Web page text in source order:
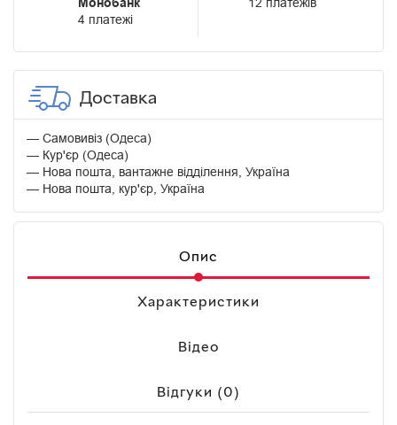
4 платежі
Доставка
Самовивіз (Одеса)
Кур'єр (Одеса)
Нова пошта, вантажне відділення, Україна
Нова пошта, кур'єр, Україна
Опис
Характеристики
Відео
Відгуки (0)